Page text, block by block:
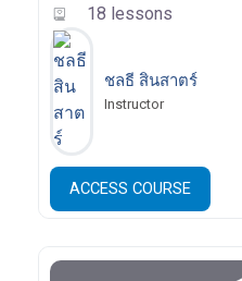
18 lessons
ชลธี สินสาตร์
Instructor
ACCESS COURSE